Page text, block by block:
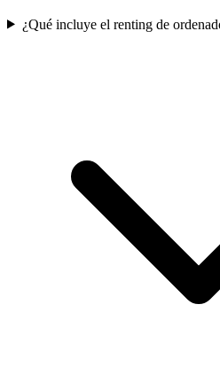
¿Qué incluye el renting de